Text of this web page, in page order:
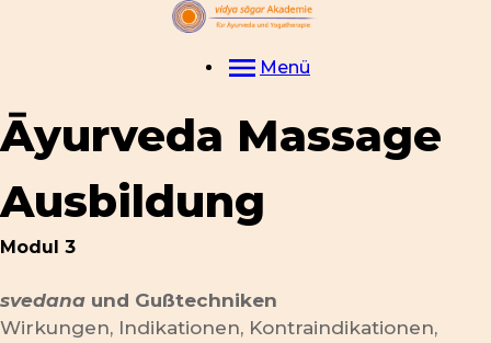
Menü
Āyurveda Massage
Ausbildung
Modul 3
svedana und Gußtechniken
Wirkungen, Indikationen, Kontraindikationen,